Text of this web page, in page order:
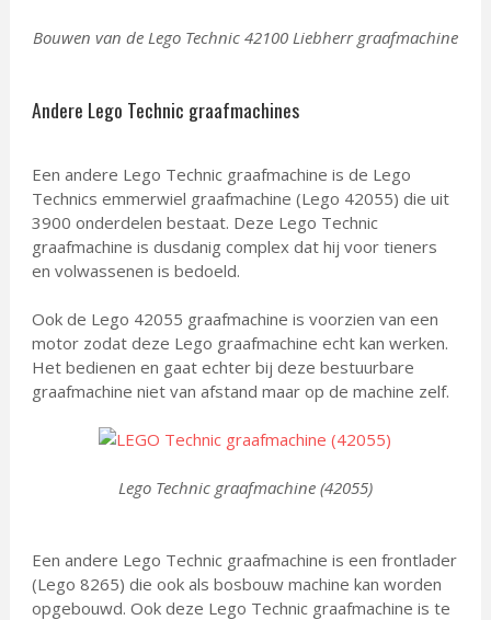
Bouwen van de Lego Technic 42100 Liebherr graafmachine
Andere Lego Technic graafmachines
Een andere Lego Technic graafmachine is de Lego
Technics emmerwiel graafmachine (Lego 42055) die uit
3900 onderdelen bestaat. Deze Lego Technic
graafmachine is dusdanig complex dat hij voor tieners
en volwassenen is bedoeld.
Ook de Lego 42055 graafmachine is voorzien van een
motor zodat deze Lego graafmachine echt kan werken.
Het bedienen en gaat echter bij deze bestuurbare
graafmachine niet van afstand maar op de machine zelf.
Lego Technic graafmachine (42055)
Een andere Lego Technic graafmachine is een frontlader
(Lego 8265) die ook als bosbouw machine kan worden
opgebouwd. Ook deze Lego Technic graafmachine is te